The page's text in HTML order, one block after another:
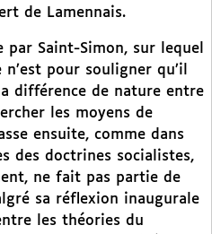
de Lamennais.
par Saint-Simon, sur lequel
pour souligner qu’il
différence de nature entre
les moyens de
ensuite, comme dans
des doctrines socialistes,
ne fait pas partie de
sa réflexion inaugurale
les théories du